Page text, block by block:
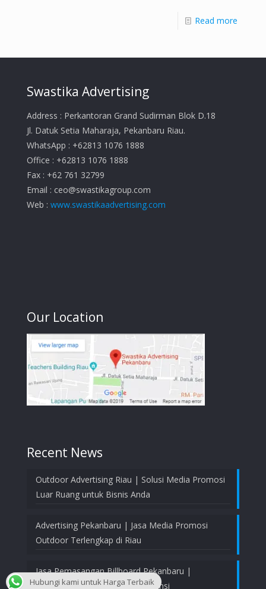
Read more
Swastika Advertising
Address : Perkantoran Grand Sudirman Blok D.18
Jl. Datuk Setia Maharaja, Pekanbaru Riau.
WhatsApp : +62813 1076 1888
Office : +62813 1076 1888
Fax : +62 761 32799
Email : ceo@swastikagroup.com
Web : www.swastikaadvertising.com
Our Location
Recent News
Outdoor Advertising Riau | Solusi Media Promosi
Luar Ruang untuk Bisnis Anda
Advertising Pekanbaru | Jasa Media Promosi
Outdoor Terlengkap di Riau
Jasa Pemasangan Billboard Pekanbaru |
Profesional, Aman, dan Bergaransi
Hubungi kami untuk Harga Terbaik